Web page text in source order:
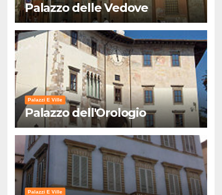
Palazzo delle Vedove
Palazzi E Ville
Palazzo dell'Orologio
Palazzi E Ville